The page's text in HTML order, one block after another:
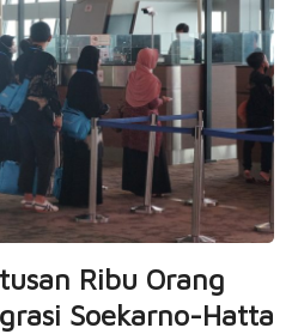
Ribu Orang
Soekarno-Hatta